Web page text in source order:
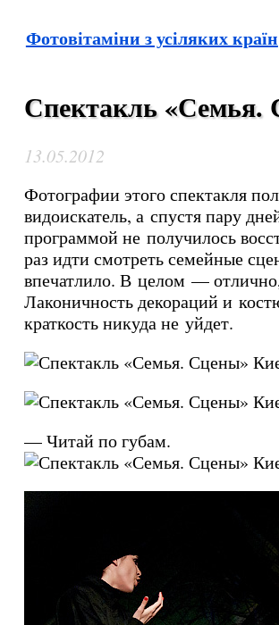
Фотовітаміни з усіляких країн
Спектакль «Семья.
13.05.2012
Фотографии этого спектакля
видоискатель, а спустя пару
программой не получилось
раз идти смотреть семейные
впечатлило. В целом —
Лаконичность декораций и
краткость никуда не уйдет.
— Читай по губам.